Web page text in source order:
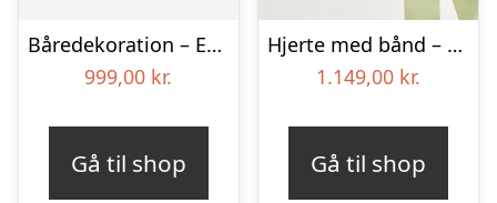
Båredekoration – Et farverigt farvel
999,00 kr.
Gå til shop
Hjerte med bånd – Floristens kreative valg
1.149,00 kr.
Gå til shop